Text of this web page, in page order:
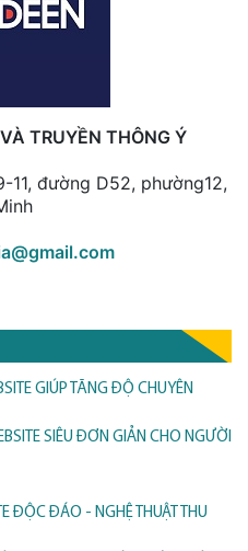
TRUYỀN THÔNG Ý
đường D52, phường12,
GIÚP TĂNG ĐỘ CHUYÊN
SIÊU ĐƠN GIẢN CHO NGƯỜI
ĐỘC ĐÁO - NGHỆ THUẬT THU